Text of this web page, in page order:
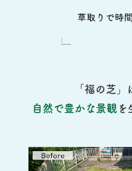
「福の芝」
自然で豊かな景観 を